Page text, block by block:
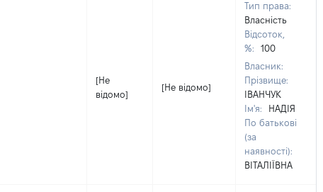
[Не
відомо]
[Не відомо]
Тип права:
Власність
Відсоток,
%:
100
Власник:
Прізвище:
ІВАНЧУК
Ім'я:
НАДІЯ
По батькові
(за
наявності):
ВІТАЛІЇВНА